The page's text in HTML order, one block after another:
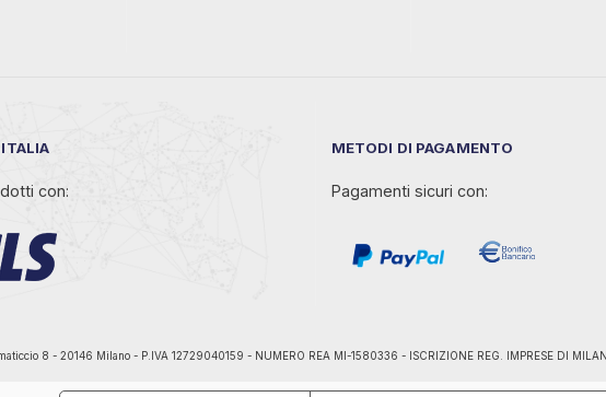
con:
METODI DI PAGAMENTO
Pagamenti sicuri con:
8 - 20146 Milano - P.IVA 12729040159 - NUMERO REA MI-1580336 - ISCRIZIONE REG. IMPRESE DI